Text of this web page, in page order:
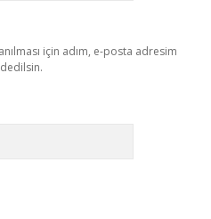
için adım, e-posta adresim